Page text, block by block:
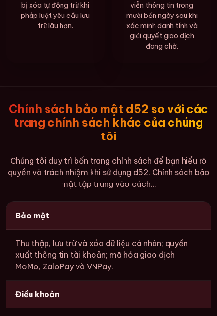
bị xóa tự động trừ khi
pháp luật yêu cầu lưu
trữ lâu hơn.
viễn thông tin trong
mười bốn ngày sau khi
xác minh danh tính và
giải quyết giao dịch
đang chờ.
Chính sách bảo mật d52 so với các
trang chính sách khác của chúng
tôi
Chúng tôi duy trì bốn trang chính sách để bạn hiểu rõ
quyền và trách nhiệm khi sử dụng d52. Chính sách bảo
mật tập trung vào cách...
Bảo mật
Thu thập, lưu trữ và xóa dữ liệu cá nhân; quyền
xuất thông tin tài khoản; mã hóa giao dịch
MoMo, ZaloPay và VNPay.
Điều khoản